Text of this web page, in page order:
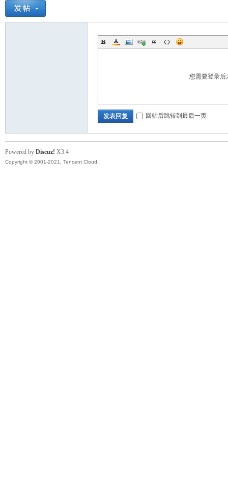
您需要登录
发表回复 回帖后跳转到最后一页
Powered by Discuz! X3.4
Copyright © 2001-2021, Tencent Cloud.